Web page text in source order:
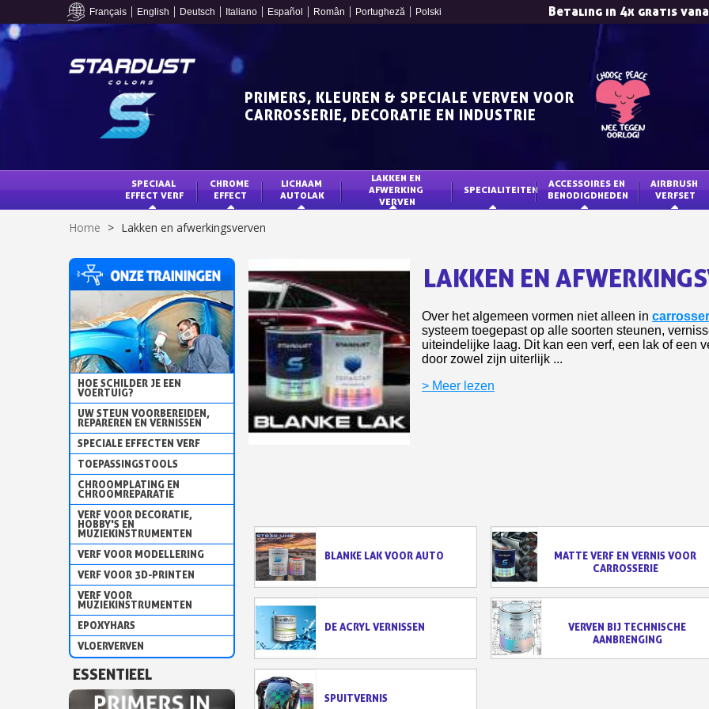
Français English Deutsch Italiano Español Român Portugheză Polski Betaling in 4x gratis
Schrijf je in voor
Je online offerte
Verzamel
Retourneer
Deel je creaties en
Verzamel
Retourneer
5€ korting op
10€ shopping
Schrijf je in voor
PRIMERS, KLEUREN & SPECIALE VERVEN VOOR
CARROSSERIE, DECORATIE EN INDUSTRIE
SPECIAAL
EFFECT VERF
CHROME
EFFECT
LICHAAM
AUTOLAK
LAKKEN EN
AFWERKING
VERVEN
SPECIALITEITEN
ACCESSOIRES EN
BENODIGDHEDEN
AIRBRUSH
VERFSET
Home > Lakken en afwerkingsverven
HOE SCHILDER JE EEN
VOERTUIG?
UW STEUN VOORBEREIDEN,
REPAREREN EN VERNISSEN
SPECIALE EFFECTEN VERF
TOEPASSINGSTOOLS
CHROOMPLATING EN
CHROOMREPARATIE
VERF VOOR DECORATIE,
HOBBY'S EN
MUZIEKINSTRUMENTEN
VERF VOOR MODELLERING
VERF VOOR 3D-PRINTEN
VERF VOOR
MUZIEKINSTRUMENTEN
EPOXYHARS
VLOERVERVEN
ESSENTIEEL
LAKKEN EN
Over het algemeen vormen niet alleen in
systeem toegepast op alle soorten steunen,
uiteindelijke laag. Dit kan een verf, een lak of een
door zowel zijn uiterlijk ...
> Meer lezen
BLANKE LAK VOOR AUTO
MATTE VERF EN VERNIS VOOR
CARROSSERIE
DE ACRYL VERNISSEN
VERVEN BIJ TECHNISCHE
AANBRENGING
SPUITVERNIS